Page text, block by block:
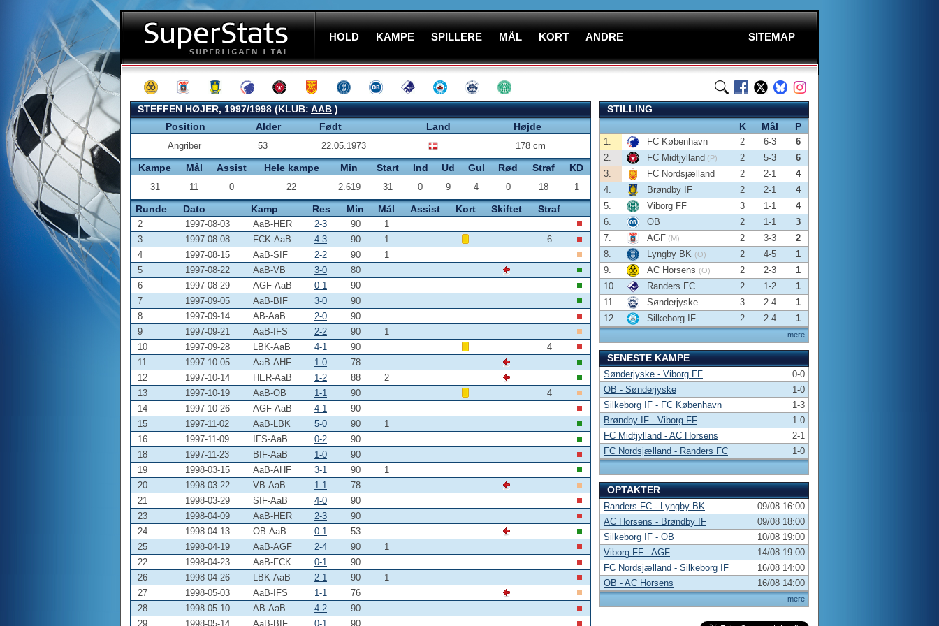
HOLD KAMPE SPILLERE MÅL KORT ANDRE SITEMAP
STEFFEN HØJER, 1997/1998 (KLUB:AAB)
Position
Alder Født Land Højde
Angriber 53 22.05.1973 178 cm
Kampe Mål Assist Hele kampe Min Start Ind Ud Gul Rød Straf KD
31 11 0 22 2.619 31 0 9 4 0 18 1
Runde Dato Kamp Res Min Mål Assist Kort Skiftet Straf
2 1997-08-03 AaB-HER 2-3 90
1
3
1997-08-08 FCK-AaB 4-3 90 1
6
4
1997-08-15 AaB-SIF 2-2 90
1
5
1997-08-22 AaB-VB 3-0
80
6
1997-08-29 AGF-AaB 0-1
90
7
1997-09-05 AaB-BIF 3-0
90
8
1997-09-14 AB-AaB 2-0
90
9
1997-09-21 AaB-IFS 2-2 90
1
10
1997-09-28 LBK-AaB 4-1 90
4
11
1997-10-05 AaB-AHF 1-0
78
12
1997-10-14 HER-AaB 1-2 88
2
13
1997-10-19 AaB-OB 1-1 90
4
14
1997-10-26 AGF-AaB 4-1
90
15
1997-11-02 AaB-LBK 5-0 90
1
16
1997-11-09 IFS-AaB 0-2
90
18
1997-11-23 BIF-AaB 1-0
90
19
1998-03-15 AaB-AHF 3-1 90
1
20
1998-03-22 VB-AaB 1-1
78
21
1998-03-29 SIF-AaB 4-0
90
23
1998-04-09 AaB-HER 2-3
90
24
1998-04-13 OB-AaB 0-1
53
25
1998-04-19 AaB-AGF 2-4 90
1
22
1998-04-23 AaB-FCK 0-1
90
26
1998-04-26 LBK-AaB 2-1 90
1
27
1998-05-03 AaB-IFS 1-1
76
28
1998-05-10 AB-AaB 4-2
90
29
1998-05-14 AaB-BIF 0-1 90
STILLING
K
Mål P
mere
1. FC København 2 6-3
6
2.
FC Midtjylland (P) 2 5-3
6
3.
FC Nordsjælland 2 2-1
4
4.
Brøndby IF 2 2-1
4
5.
Viborg FF 3 1-1
4
6.
OB 2 1-1
3
7.
AGF (M) 2 3-3
2
8.
Lyngby BK (O) 2 4-5
1
9.
AC Horsens (O) 2 2-3
1
10.
Randers FC 2 1-2
1
11.
Sønderjyske 3 2-4
1
12.
Silkeborg IF 2 2-4 1
SENESTE KAMPE
Sønderjyske - Viborg FF
0-0
OB - Sønderjyske
1-0
Silkeborg IF - FC København
1-3
Brøndby IF - Viborg FF
1-0
FC Midtjylland - AC Horsens
2-1
FC Nordsjælland - Randers FC
1-0
OPTAKTER
mere
Randers FC - Lyngby BK
09/08 16:00
AC Horsens - Brøndby IF
09/08 18:00
Silkeborg IF - OB
10/08 19:00
Viborg FF - AGF
14/08 19:00
FC Nordsjælland - Silkeborg IF
16/08 14:00
OB - AC Horsens
16/08 14:00